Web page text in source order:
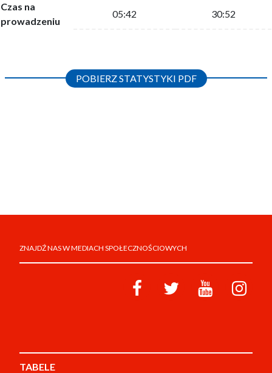
Czas na
prowadzeniu
05:42 30:52
POBIERZ STATYSTYKI PDF
ZNAJDŹ NAS W MEDIACH SPOŁECZNOŚCIOWYCH
TABELE